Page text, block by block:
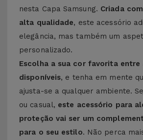
nesta Capa Samsung. Criada
alta qualidade, este acessório
elegância, mas também um
personalizado.
Escolha a sua cor favorita entre
disponíveis, e tenha em mente
ajusta-se a qualquer ambiente.
ou casual, este acessório para
proteção vai ser um
para o seu estilo. Não perca